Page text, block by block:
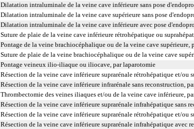
Dilatation intraluminale de la veine cave inférieure sans pose
Dilatation intraluminale de la veine cave supérieure sans pose
Dilatation intraluminale de la veine cave inférieure avec pose
Suture de plaie de la veine cave inférieure rétrohépatique ou
Pontage de la veine brachiocéphalique ou de la veine cave supérieure,
Suture de plaie de la veine brachiocéphalique ou de la veine cave
Pontage veineux ilio-iliaque ou iliocave, par laparotomie
Résection de la veine cave inférieure suprarénale rétrohépatique et/ou
Résection de la veine cave inférieure infrarénale sans reconstruction,
Thrombectomie des veines iliaques et/ou de la veine cave inférieure,
Résection de la veine cave inférieure suprarénale infrahépatique sans
Résection de la veine cave inférieure suprarénale rétrohépatique et/ou
Résection de la veine cave inférieure suprarénale infrahépatique avec